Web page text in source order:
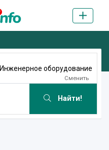
Инженерное оборудование
Сменить
Найти!